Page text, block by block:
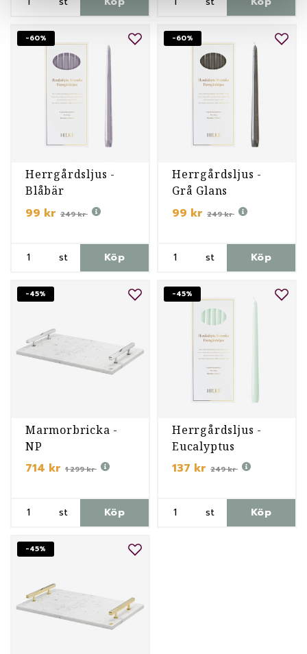
-60%
Herrgårdsljus -
Blåbär
99 kr 249 kr
st Köp
-60%
Herrgårdsljus -
Grå Glans
99 kr 249 kr
st Köp
-45%
Marmorbricka -
NP
714 kr 1 299 kr
st Köp
-45%
Herrgårdsljus -
Eucalyptus
137 kr 249 kr
st Köp
-45%